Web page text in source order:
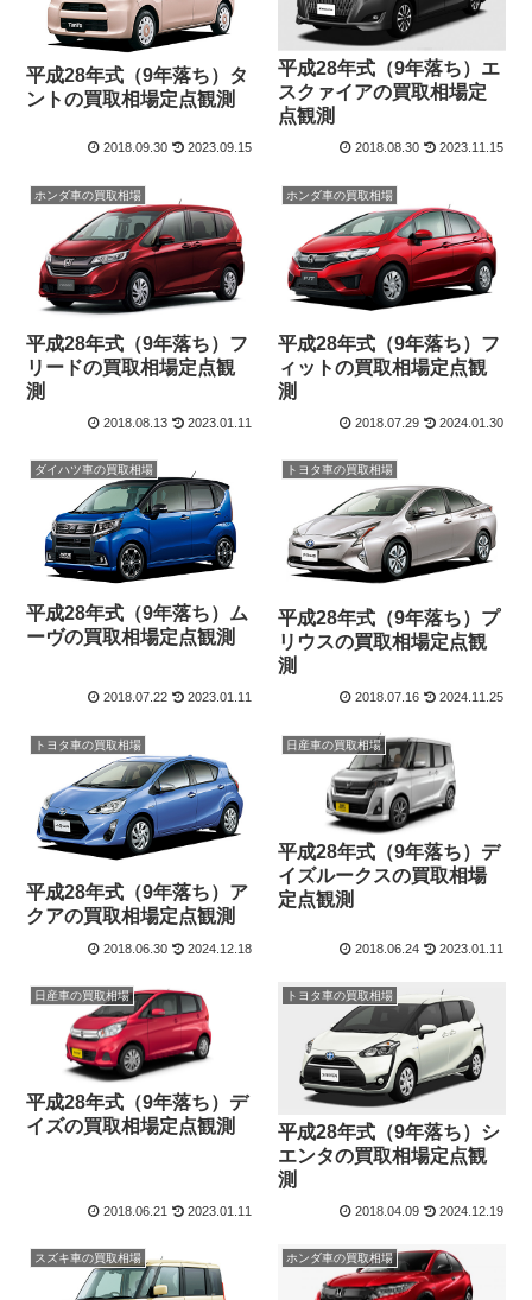
平成28年式（9年落ち）タ
ントの買取相場定点観測
2018.09.30 2023.09.15
平成28年式（9年落ち）エ
スクァイアの買取相場定
点観測
2018.08.30 2023.11.15
ホンダ車の買取相場
平成28年式（9年落ち）フ
リードの買取相場定点観
測
2018.08.13 2023.01.11
ホンダ車の買取相場
平成28年式（9年落ち）フ
ィットの買取相場定点観
測
2018.07.29 2024.01.30
ダイハツ車の買取相場
平成28年式（9年落ち）ム
ーヴの買取相場定点観測
2018.07.22 2023.01.11
トヨタ車の買取相場
平成28年式（9年落ち）プ
リウスの買取相場定点観
測
2018.07.16 2024.11.25
トヨタ車の買取相場
平成28年式（9年落ち）ア
クアの買取相場定点観測
2018.06.30 2024.12.18
日産車の買取相場
平成28年式（9年落ち）デ
イズルークスの買取相場
定点観測
2018.06.24 2023.01.11
日産車の買取相場
平成28年式（9年落ち）デ
イズの買取相場定点観測
2018.06.21 2023.01.11
トヨタ車の買取相場
平成28年式（9年落ち）シ
エンタの買取相場定点観
測
2018.04.09 2024.12.19
スズキ車の買取相場 ホンダ車の買取相場